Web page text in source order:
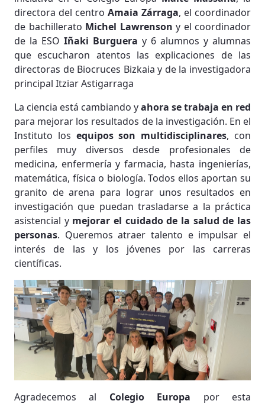
directora del centro Amaia Zárraga, el coordinador
de bachillerato Michel Lawrenson y el coordinador
de la ESO Iñaki Burguera y 6 alumnos y alumnas
que escucharon atentos las explicaciones de las
directoras de Biocruces Bizkaia y de la investigadora
principal Itziar Astigarraga
La ciencia está cambiando yahora se trabaja en red
para mejorar los resultados de la investigación. En el
Instituto los equipos son multidisciplinares, con
perfiles muy diversos desde profesionales de
medicina, enfermería y farmacia, hasta ingenierías,
matemática, física o biología. Todos ellos aportan su
granito de arena para lograr unos resultados en
investigación que puedan trasladarse a la práctica
asistencial y mejorar el cuidado de la salud de las
personas. Queremos atraer talento e impulsar el
interés de las y los jóvenes por las carreras
científicas.
Agradecemos al Colegio Europa por esta